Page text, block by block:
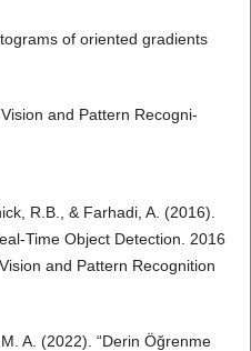
of oriented gradients
and Pattern Recogni-
R.B., & Farhadi, A. (2016).
Time Object Detection. 2016
and Pattern Recognition
A. (2022). “Derin Öğrenme